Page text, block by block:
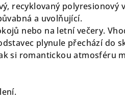
recyklovaný polyresionový
a uvolňující.
nebo na letní večery.
plynule přechází do
si romantickou atmosféru